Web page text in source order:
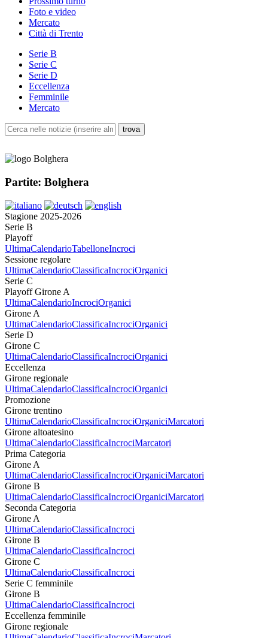
Foto e video
Mercato
Città di Trento
Serie B
Serie C
Serie D
Eccellenza
Femminile
Mercato
Partite: Bolghera
Stagione 2025-2026
Serie B
Playoff
UltimaCalendarioTabelloneIncroci
Sessione regolare
UltimaCalendarioClassificaIncrociOrganici
Serie C
Playoff Girone A
UltimaCalendarioIncrociOrganici
Girone A
UltimaCalendarioClassificaIncrociOrganici
Serie D
Girone C
UltimaCalendarioClassificaIncrociOrganici
Eccellenza
Girone regionale
UltimaCalendarioClassificaIncrociOrganici
Promozione
Girone trentino
UltimaCalendarioClassificaIncrociOrganiciMarcatori
Girone altoatesino
UltimaCalendarioClassificaIncrociMarcatori
Prima Categoria
Girone A
UltimaCalendarioClassificaIncrociOrganiciMarcatori
Girone B
UltimaCalendarioClassificaIncrociOrganiciMarcatori
Seconda Categoria
Girone A
UltimaCalendarioClassificaIncroci
Girone B
UltimaCalendarioClassificaIncroci
Girone C
UltimaCalendarioClassificaIncroci
Serie C femminile
Girone B
UltimaCalendarioClassificaIncroci
Eccellenza femminile
Girone regionale